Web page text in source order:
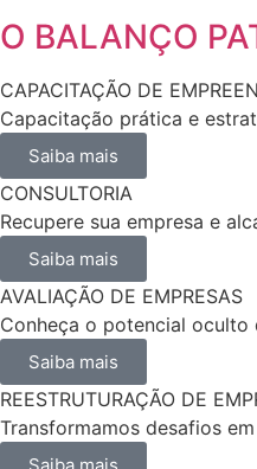
O BALANÇO
CAPACITAÇÃO DE
Capacitação prática e
Saiba mais
CONSULTORIA
Recupere sua empresa e
Saiba mais
AVALIAÇÃO DE EMPRESAS
Conheça o potencial oculto
Saiba mais
REESTRUTURAÇÃO DE
Transformamos desafios